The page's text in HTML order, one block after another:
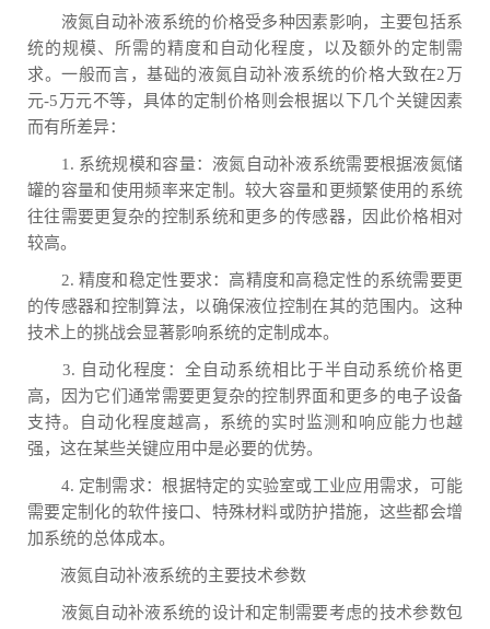
液氮自动补液系统的价格受多种因素影响，主要包括系
统的规模、所需的精度和自动化程度，以及额外的定制需
求。一般而言，基础的液氮自动补液系统的价格大致在2万
元-5万元不等，具体的定制价格则会根据以下几个关键因素
而有所差异：
1. 系统规模和容量：液氮自动补液系统需要根据液氮储
罐的容量和使用频率来定制。较大容量和更频繁使用的系统
往往需要更复杂的控制系统和更多的传感器，因此价格相对
较高。
2. 精度和稳定性要求：高精度和高稳定性的系统需要更
的传感器和控制算法，以确保液位控制在其的范围内。这种
技术上的挑战会显著影响系统的定制成本。
3. 自动化程度：全自动系统相比于半自动系统价格更
高，因为它们通常需要更复杂的控制界面和更多的电子设备
支持。自动化程度越高，系统的实时监测和响应能力也越
强，这在某些关键应用中是必要的优势。
4. 定制需求：根据特定的实验室或工业应用需求，可能
需要定制化的软件接口、特殊材料或防护措施，这些都会增
加系统的总体成本。
液氮自动补液系统的主要技术参数
液氮自动补液系统的设计和定制需要考虑的技术参数包